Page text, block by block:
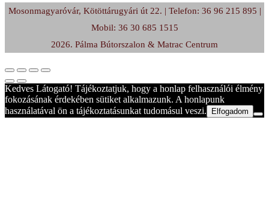
Mosonmagyaróvár, Kötöttárugyári út 22. | Telefon: 36 96 215 895 |
Mobil: 36 30 685 1515
2026. Pálma Bútorszalon & Matrac Centrum
Kedves Látogató! Tájékoztatjuk, hogy a honlap felhasználói élmény
fokozásának érdekében sütiket alkalmazunk. A honlapunk
használatával ön a tájékoztatásunkat tudomásul veszi.
Elfogadom